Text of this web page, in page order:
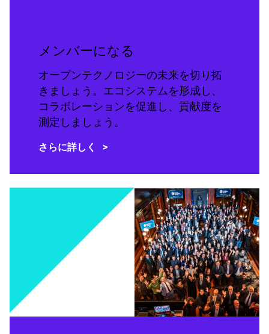
メンバーになる
オープンテクノロジーの未来を切り拓
きましょう。エコシステムを形成し、
コラボレーションを促進し、貢献度を
測定しましょう。
さらに詳しく